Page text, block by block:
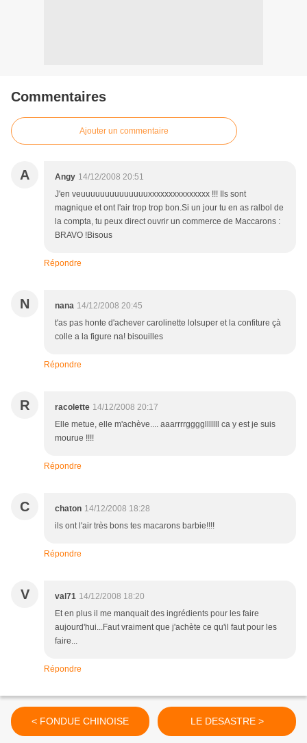
Commentaires
Ajouter un commentaire
A Angy 14/12/2008 20:51
J'en veuuuuuuuuuuuuuuxxxxxxxxxxxxxxx !!! Ils sont
magnique et ont l'air trop trop bon.Si un jour tu en as ralbol de
la compta, tu peux direct ouvrir un commerce de Maccarons :
BRAVO !Bisous
Répondre
N nana 14/12/2008 20:45
t'as pas honte d'achever carolinette lolsuper et la confiture çà
colle a la figure na! bisouilles
Répondre
R racolette 14/12/2008 20:17
Elle metue, elle m'achève.... aaarrrrgggglllllll ca y est je suis
mourue !!!!
Répondre
C chaton 14/12/2008 18:28
ils ont l'air très bons tes macarons barbie!!!!
Répondre
V val71 14/12/2008 18:20
Et en plus il me manquait des ingrédients pour les faire
aujourd'hui...Faut vraiment que j'achète ce qu'il faut pour les
faire...
Répondre
< FONDUE CHINOISE LE DESASTRE >